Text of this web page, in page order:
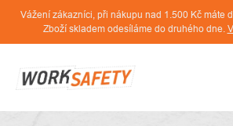
Přejít
obsah
Vážení zákazníci, při nákupu nad 1.500 Kč máte
Zboží skladem odesíláme do druhého dne.